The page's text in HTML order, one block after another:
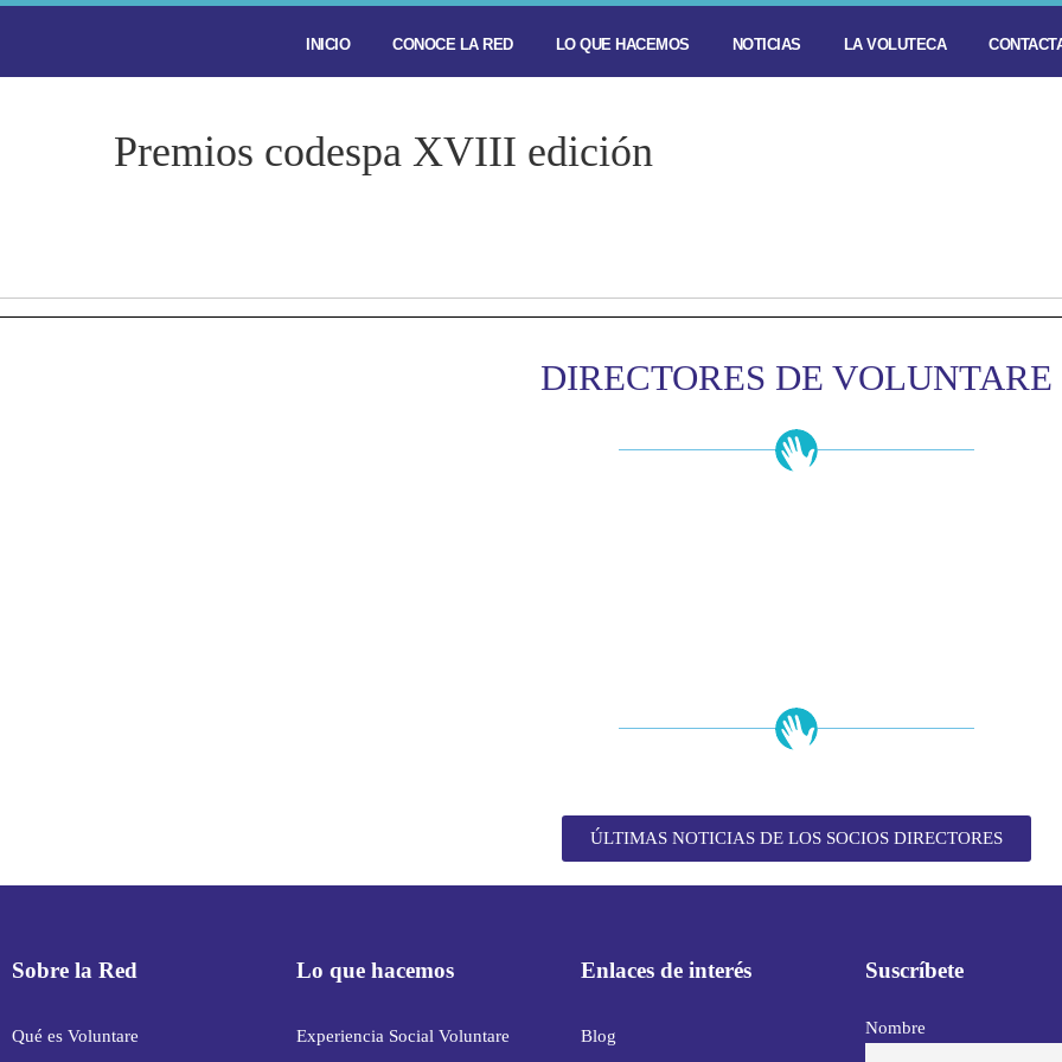
INICIO CONOCE LA RED LO QUE HACEMOS NOTICIAS LA VOLUTECA
Premios codespa XVIII edición
DIRECTORES DE VOLUNTARE
ÚLTIMAS NOTICIAS DE LOS SOCIOS DIRECTORES
Sobre la Red
Qué es Voluntare
Lo que hacemos
Experiencia Social Voluntare
Enlaces de interés
Blog
Suscríbete
Nombre